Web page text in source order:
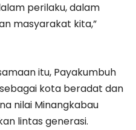
perilaku, dalam
masyarakat kita,”
itu, Payakumbuh
kota beradat dan
nilai Minangkabau
lintas generasi.